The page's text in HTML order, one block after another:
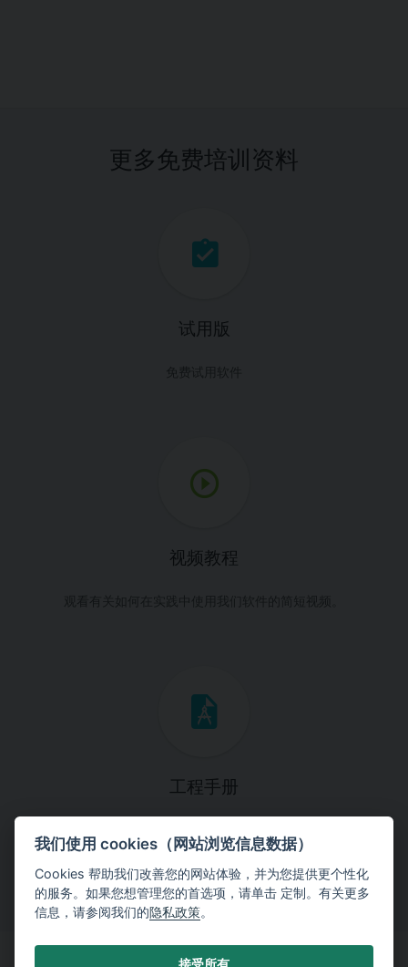
更多免费培训资料
试用版
视频教程
工程手册
我们使用 cookies（网站浏览信息数据）
Cookies 帮助我们改善您的网站体验，并为您提供更个性化
的服务。如果您想管理您的首选项，请单击 定制。有关更多
信息，请参阅我们的隐私政策。